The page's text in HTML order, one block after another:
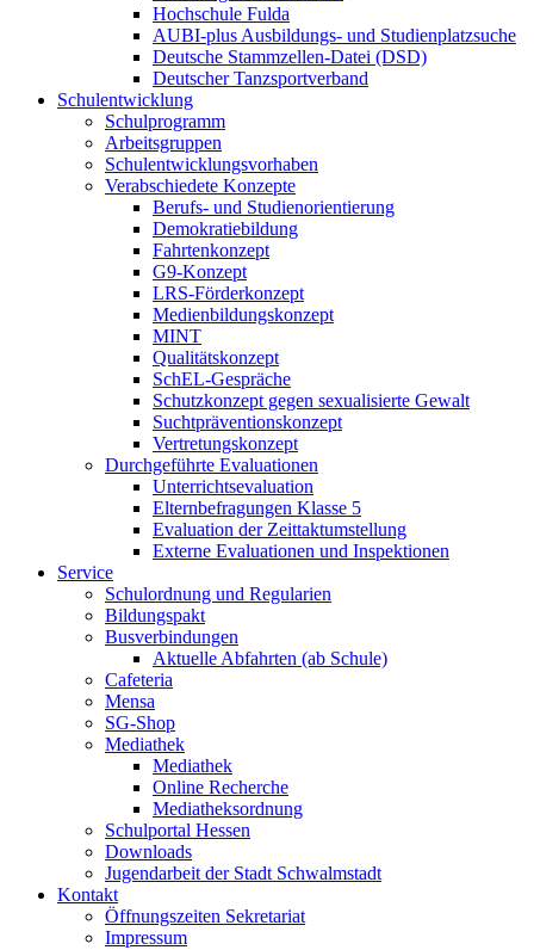
Hochschule Fulda
AUBI-plus Ausbildungs- und Studienplatzsuche
Deutsche Stammzellen-Datei (DSD)
Deutscher Tanzsportverband
Schulentwicklung
Schulprogramm
Arbeitsgruppen
Schulentwicklungsvorhaben
Verabschiedete Konzepte
Berufs- und Studienorientierung
Demokratiebildung
Fahrtenkonzept
G9-Konzept
LRS-Förderkonzept
Medienbildungskonzept
MINT
Qualitätskonzept
SchEL-Gespräche
Schutzkonzept gegen sexualisierte Gewalt
Suchtpräventionskonzept
Vertretungskonzept
Durchgeführte Evaluationen
Unterrichtsevaluation
Elternbefragungen Klasse 5
Evaluation der Zeittaktumstellung
Externe Evaluationen und Inspektionen
Service
Schulordnung und Regularien
Bildungspakt
Busverbindungen
Aktuelle Abfahrten (ab Schule)
Cafeteria
Mensa
SG-Shop
Mediathek
Mediathek
Online Recherche
Mediatheksordnung
Schulportal Hessen
Downloads
Jugendarbeit der Stadt Schwalmstadt
Kontakt
Öffnungszeiten Sekretariat
Impressum